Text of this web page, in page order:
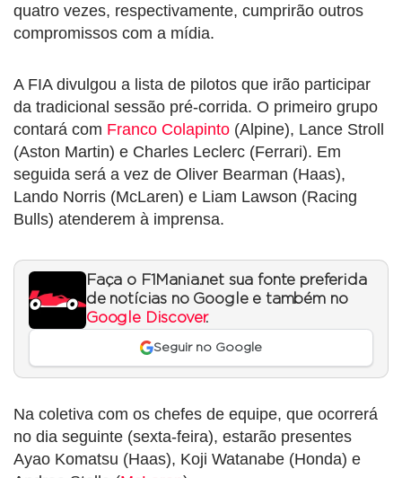
quatro vezes, respectivamente, cumprirão outros
compromissos com a mídia.
A FIA divulgou a lista de pilotos que irão participar
da tradicional sessão pré-corrida. O primeiro grupo
contará com Franco Colapinto (Alpine), Lance Stroll
(Aston Martin) e Charles Leclerc (Ferrari). Em
seguida será a vez de Oliver Bearman (Haas),
Lando Norris (McLaren) e Liam Lawson (Racing
Bulls) atenderem à imprensa.
Faça o F1Mania.net sua fonte preferida
de notícias no Google e também no
Google Discover.
Seguir no Google
Na coletiva com os chefes de equipe, que ocorrerá
no dia seguinte (sexta-feira), estarão presentes
Ayao Komatsu (Haas), Koji Watanabe (Honda) e